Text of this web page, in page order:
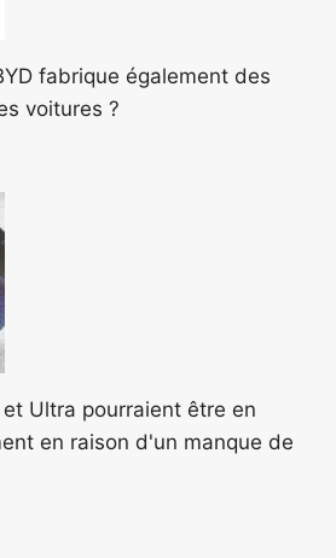
fabrique également des
voitures ?
et Ultra pourraient être en
en raison d'un manque de